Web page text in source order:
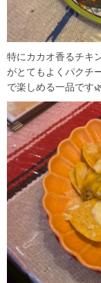
特にカカオ香るチキ
がとてもよくパクチ
で楽しめる一品です